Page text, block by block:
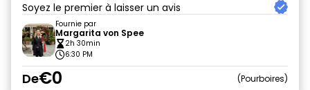
Soyez le premier à laisser un avis
Fournie par
Margarita von Spee
2h 30min
6:30 PM
De€0 Pourboires